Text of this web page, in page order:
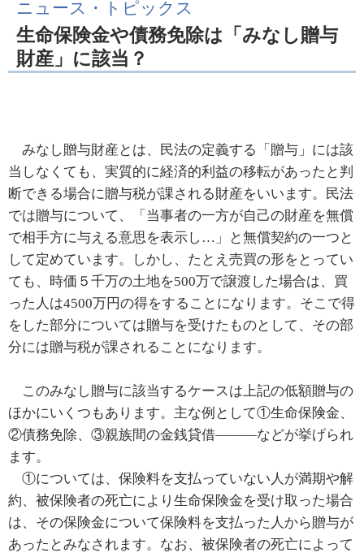
ニュース・トピックス
生命保険金や債務免除は「みなし贈与
財産」に該当？
みなし贈与財産とは、民法の定義する「贈与」には該
当しなくても、実質的に経済的利益の移転があったと判
断できる場合に贈与税が課される財産をいいます。民法
では贈与について、「当事者の一方が自己の財産を無償
で相手方に与える意思を表示し…」と無償契約の一つと
して定めています。しかし、たとえ売買の形をとってい
ても、時価５千万の土地を500万で譲渡した場合は、買
った人は4500万円の得をすることになります。そこで得
をした部分については贈与を受けたものとして、その部
分には贈与税が課されることになります。
このみなし贈与に該当するケースは上記の低額贈与の
ほかにいくつもあります。主な例として①生命保険金、
②債務免除、③親族間の金銭貸借―――などが挙げられ
ます。
①については、保険料を支払っていない人が満期や解
約、被保険者の死亡により生命保険金を受け取った場合
は、その保険金について保険料を支払った人から贈与が
あったとみなされます。なお、被保険者の死亡によって